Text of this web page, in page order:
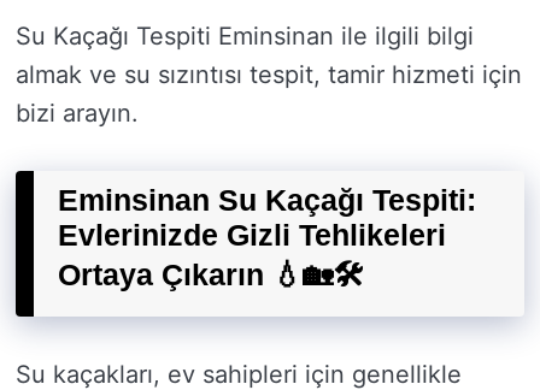
Su Kaçağı Tespiti Eminsinan ile ilgili bilgi
almak ve su sızıntısı tespit, tamir hizmeti için
bizi arayın.
Eminsinan Su Kaçağı Tespiti:
Evlerinizde Gizli Tehlikeleri
Ortaya Çıkarın 💧🏡🛠️
Su kaçakları, ev sahipleri için genellikle